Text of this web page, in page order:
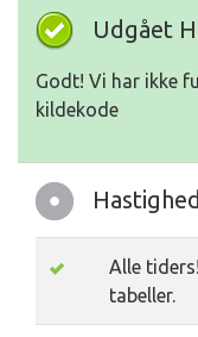
Udgået
Godt! Vi har ikke
kildekode
Alle
tabeller.